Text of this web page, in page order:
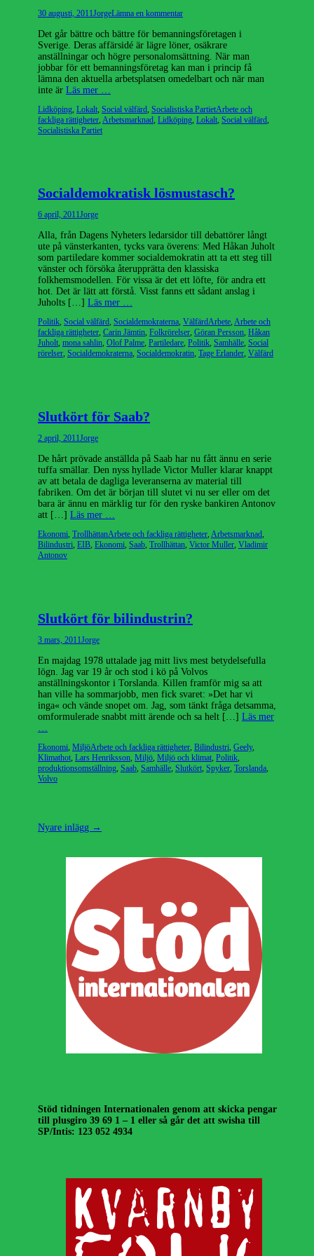
Publicerad
30 augusti, 2011Författare
JorgeLämna en kommentar
Det går bättre och bättre för bemanningsföretagen i
Sverige. Deras affärsidé är lägre löner, osäkrare
anställningar och högre personalomsättning. När man
jobbar för ett bemanningsföretag kan man i princip få
lämna den aktuella arbetsplatsen omedelbart och när man
inte är Läs mer …
Kategorier
Lidköping, Lokalt, Social välfärd, Socialistiska PartietEtiketter
Arbete och
fackliga rättigheter, Arbetsmarknad, Lidköping, Lokalt, Social välfärd,
Socialistiska Partiet
Socialdemokratisk lösmustasch?
Publicerad
6 april, 2011Författare
Jorge
Alla, från Dagens Nyheters ledarsidor till debattörer långt
ute på vänsterkanten, tycks vara överens: Med Håkan Juholt
som partiledare kommer socialdemokratin att ta ett steg till
vänster och försöka återupprätta den klassiska
folkhemsmodellen. För vissa är det ett löfte, för andra ett
hot. Det är lätt att förstå. Visst fanns ett sådant anslag i
Juholts […] Läs mer …
Kategorier
Politik, Social välfärd, Socialdemokraterna, VälfärdEtiketter
Arbete, Arbete och
fackliga rättigheter, Carin Jämtin, Folkrörelser, Göran Persson, Håkan
Juholt, mona sahlin, Olof Palme, Partiledare, Politik, Samhälle, Social
rörelser, Socialdemokraterna, Socialdemokratin, Tage Erlander, Välfärd
Slutkört för Saab?
Publicerad
2 april, 2011Författare
Jorge
De hårt prövade anställda på Saab har nu fått ännu en serie
tuffa smällar. Den nyss hyllade Victor Muller klarar knappt
av att betala de dagliga leveranserna av material till
fabriken. Om det är början till slutet vi nu ser eller om det
bara är ännu en märklig tur för den ryske bankiren Antonov
att […] Läs mer …
Kategorier
Ekonomi, TrollhättanEtiketter
Arbete och fackliga rättigheter, Arbetsmarknad,
Bilindustri, EIB, Ekonomi, Saab, Trollhättan, Victor Muller, Vladimir
Antonov
Slutkört för bilindustrin?
Publicerad
3 mars, 2011 Författare
Jorge
En majdag 1978 uttalade jag mitt livs mest betydelsefulla
lögn. Jag var 19 år och stod i kö på Volvos
anställningskontor i Torslanda. Killen framför mig sa att
han ville ha sommarjobb, men fick svaret: »Det har vi
inga« och vände snopet om. Jag, som tänkt fråga detsamma,
omformulerade snabbt mitt ärende och sa helt […] Läs mer
Kategorier
Ekonomi MiljöEtiketter
Arbete och fackliga rättigheter Bilindustri Geely,
Klimathot Lars Henriksson Miljö Miljö och klimat Politik
produktionsomställning Saab Samhälle Slutkört Spyker Torslanda
Volvo
Inläggsnavigering
Nyare inlägg →
Stöd tidningen Internationalen genom att skicka pengar
till plusgiro 39 69 1 – 1 eller så går det att swisha till
SP/Intis: 123 052 4934